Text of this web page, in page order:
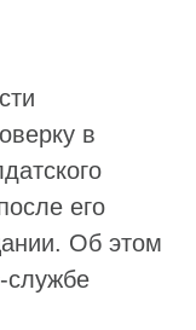
в
его
Об этом
службе